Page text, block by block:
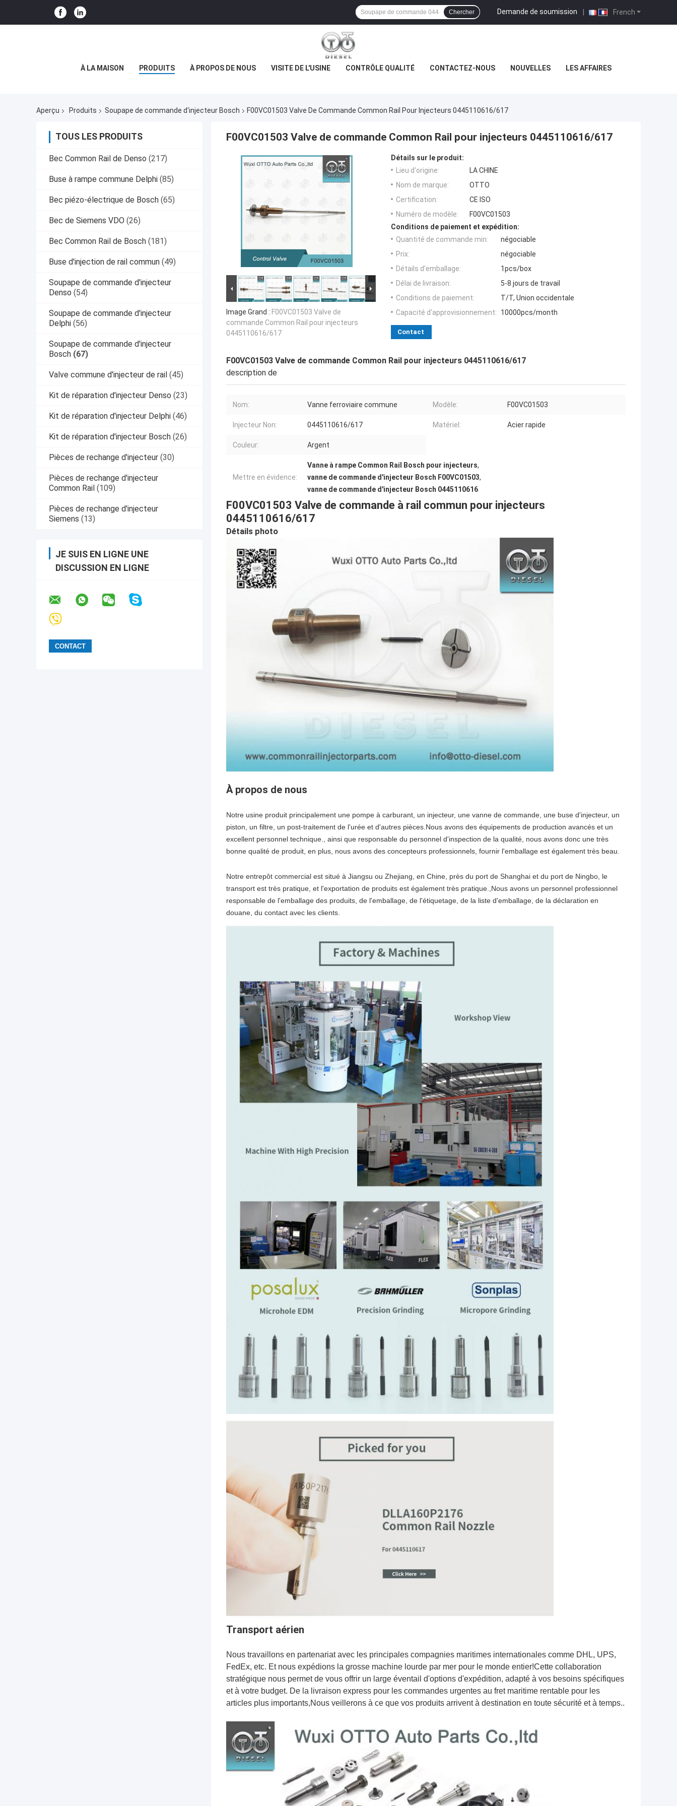
French
Demande de soumission |
Chercher
À LA MAISON PRODUITS À PROPOS DE NOUS VISITE DE L'USINE CONTRÔLE QUALITÉ CONTACTEZ-NOUS NOUVELLES LES AFFAIRES
Aperçu Produits Soupape de commande d'injecteur Bosch F00VC01503 Valve De Commande Common Rail Pour Injecteurs 0445110616/617
TOUS LES PRODUITS
Bec Common Rail de Denso (217)
Buse à rampe commune Delphi (85)
Bec piézo-électrique de Bosch (65)
Bec de Siemens VDO (26)
Bec Common Rail de Bosch (181)
Buse d'injection de rail commun (49)
Soupape de commande d'injecteur
Denso (54)
Soupape de commande d'injecteur
Delphi (56)
Soupape de commande d'injecteur
Bosch (67)
Valve commune d'injecteur de rail (45)
Kit de réparation d'injecteur Denso (23)
Kit de réparation d'injecteur Delphi (46)
Kit de réparation d'injecteur Bosch (26)
Pièces de rechange d'injecteur (30)
Pièces de rechange d'injecteur
Common Rail (109)
Pièces de rechange d'injecteur
Siemens (13)
JE SUIS EN LIGNE UNE
DISCUSSION EN LIGNE
F00VC01503 Valve de commande Common Rail pour injecteurs 0445110616/617
Image Grand : F00VC01503 Valve de
commande Common Rail pour injecteurs
0445110616/617
Détails sur le produit:
Lieu d'origine:
LA CHINE
Nom de marque:
OTTO
Certification:
CE ISO
Numéro de modèle:
F00VC01503
Conditions de paiement et expédition:
Quantité de commande min:
négociable
Prix:
négociable
Détails d'emballage:
1pcs/box
Délai de livraison:
5-8 jours de travail
Conditions de paiement:
T/T, Union occidentale
Capacité d'approvisionnement:
10000pcs/month
Contact
F00VC01503 Valve de commande Common Rail pour injecteurs 0445110616/617
description de
Nom: Vanne ferroviaire commune Modèle: F00VC01503
Injecteur Non: 0445110616/617 Matériel: Acier rapide
Couleur: Argent
Mettre en évidence:
Vanne à rampe Common Rail Bosch pour injecteurs,
vanne de commande d'injecteur Bosch F00VC01503,
vanne de commande d'injecteur Bosch 0445110616
F00VC01503 Valve de commande à rail commun pour injecteurs
0445110616/617
Détails photo
À propos de nous
Notre usine produit principalement une pompe à carburant, un injecteur, une vanne de commande, une buse d'injecteur, un
piston, un filtre, un post-traitement de l'urée et d'autres pièces.Nous avons des équipements de production avancés et un
excellent personnel technique., ainsi que responsable du personnel d'inspection de la qualité, nous avons donc une très
bonne qualité de produit, en plus, nous avons des concepteurs professionnels, fournir l'emballage est également très beau.
Notre entrepôt commercial est situé à Jiangsu ou Zhejiang, en Chine, près du port de Shanghai et du port de Ningbo, le
transport est très pratique, et l'exportation de produits est également très pratique.,Nous avons un personnel professionnel
responsable de l'emballage des produits, de l'emballage, de l'étiquetage, de la liste d'emballage, de la déclaration en
douane, du contact avec les clients.
Transport aérien
Nous travaillons en partenariat avec les principales compagnies maritimes internationales comme DHL, UPS,
FedEx, etc. Et nous expédions la grosse machine lourde par mer pour le monde entier!Cette collaboration
stratégique nous permet de vous offrir un large éventail d'options d'expédition, adapté à vos besoins spécifiques
et à votre budget. De la livraison express pour les commandes urgentes au fret maritime rentable pour les
articles plus importants,Nous veillerons à ce que vos produits arrivent à destination en toute sécurité et à temps..